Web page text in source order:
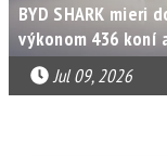
BYD SHARK mieri
výkonom 436 koní
Jul 09, 2026